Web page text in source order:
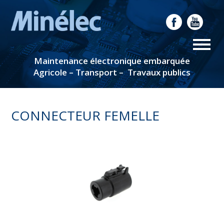
Maintenance électronique embarquée
Agricole – Transport – Travaux publics
CONNECTEUR FEMELLE